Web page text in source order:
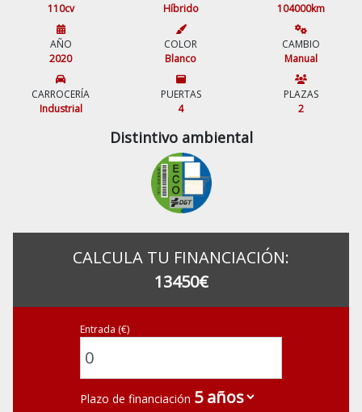
110cv
Híbrido
104000km
AÑO
2020
COLOR
Blanco
CAMBIO
Manual
CARROCERÍA
Industrial
PUERTAS
4
PLAZAS
2
Distintivo ambiental
CALCULA TU FINANCIACIÓN:
13450€
Entrada (€)
Plazo de financiación